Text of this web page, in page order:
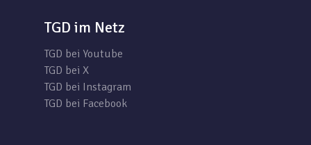
TGD im Netz
TGD bei Youtube
TGD bei X
TGD bei Instagram
TGD bei Facebook